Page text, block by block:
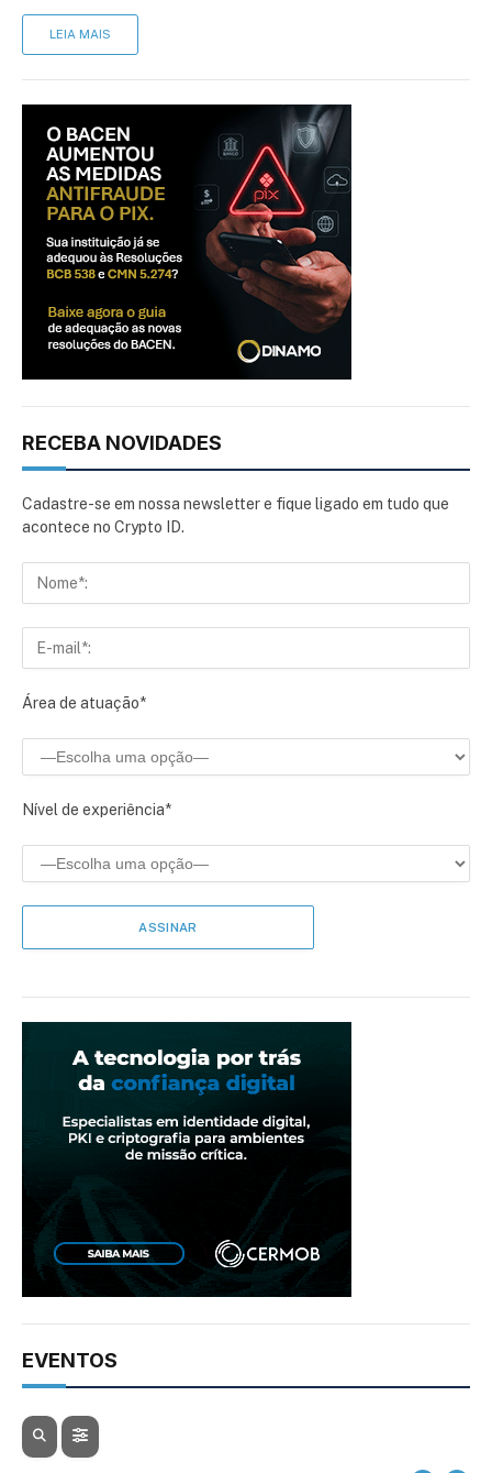
LEIA MAIS
RECEBA NOVIDADES
Cadastre-se em nossa newsletter e fique ligado em tudo que
acontece no Crypto ID.
Área de atuação*
Nível de experiência*
EVENTOS